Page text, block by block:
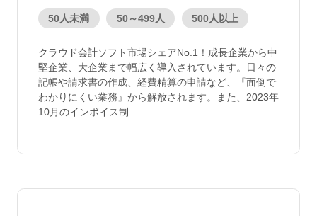
50人未満 50～499人 500人以上
クラウド会計ソフト市場シェアNo.1！成長企業から中
堅企業、大企業まで幅広く導入されています。日々の
記帳や請求書の作成、経費精算の申請など、『面倒で
わかりにくい業務』から解放されます。また、2023年
10月のインボイス制...